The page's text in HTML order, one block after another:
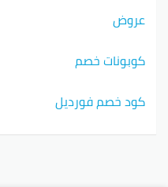
عروض
كوبونات خصم
كود خصم فورديل